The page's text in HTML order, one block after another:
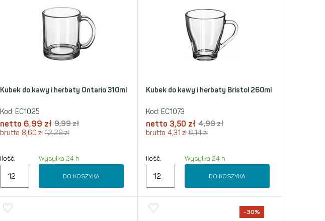
Kubek do kawy i herbaty Ontario 310ml
Kod: EC1025
netto 6,99 zł 9,99zł
brutto 8,60zł12,29zł
Ilość: Wysyłka 24 h
DO KOSZYKA
Kubek do kawy i herbaty Bristol 260ml
Kod: EC1073
netto 3,50 zł 4,99zł
brutto 4,31 zł6,14zł
Ilość: Wysyłka 24 h
DO KOSZYKA
-30%